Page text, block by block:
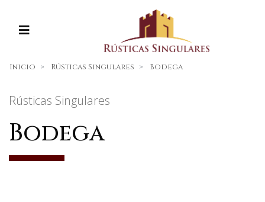
Inicio Rústicas Singulares Bodega
Rústicas Singulares
Bodega